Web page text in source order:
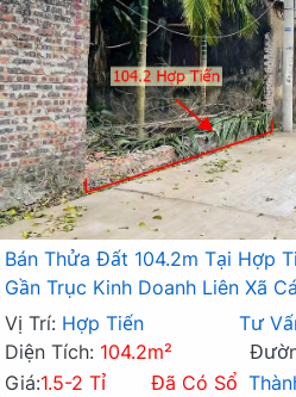
Bán Thửa Đất 104.2m Tại Hợp
Gần Trục Kinh Doanh Liên Xã
Mét
Vị Trí: Hợp Tiến Tư
Diện Tích: 104.2m²
Giá:1.5-2 Tỉ Đã Có Sổ